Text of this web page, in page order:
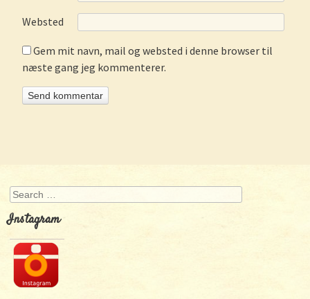
Websted
Gem mit navn, mail og websted i denne browser til
næste gang jeg kommenterer.
Search
Instagram